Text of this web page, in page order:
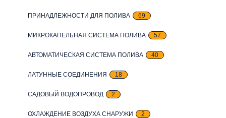
ПРИНАДЛЕЖНОСТИ ДЛЯ ПОЛИВА 69
МИКРОКАПЕЛЬНАЯ СИСТЕМА ПОЛИВА 57
АВТОМАТИЧЕСКАЯ СИСТЕМА ПОЛИВА 40
ЛАТУННЫЕ СОЕДИНЕНИЯ 18
САДОВЫЙ ВОДОПРОВОД 2
ОХЛАЖДЕНИЕ ВОЗДУХА СНАРУЖИ 2